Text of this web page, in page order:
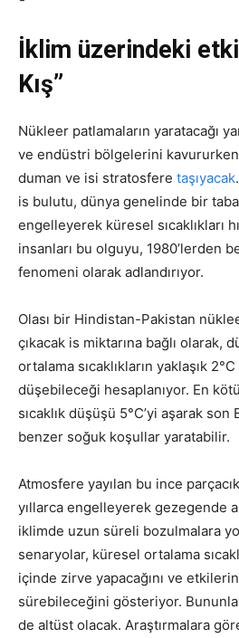
İklim üzerindeki
Kış”
Nükleer patlamaların yaratacağı
ve endüstri bölgelerini
duman ve isi stratosfere taşıyacak
is bulutu, dünya genelinde bir
engelleyerek küresel sıcaklıkları
insanları bu olguyu, 1980’lerden
fenomeni olarak adlandırıyor.
Olası bir Hindistan-Pakistan
çıkacak is miktarına bağlı olarak,
ortalama sıcaklıkların yaklaşık
düşebileceği hesaplanıyor. En
sıcaklık düşüşü 5°C’yi aşarak son
benzer soğuk koşullar yaratabilir.
Atmosfere yayılan bu ince
yıllarca engelleyerek gezegende
iklimde uzun süreli bozulmalara
senaryolar, küresel ortalama
içinde zirve yapacağını ve
sürebileceğini gösteriyor.
de altüst olacak. Araştırmalara